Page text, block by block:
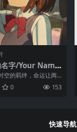
名字/Your Nam
高清MP4下载
空的羁绊，命运让两
。 本片由著名导演新
之介 / 上白石萌音 / 长
0 153
快速导航